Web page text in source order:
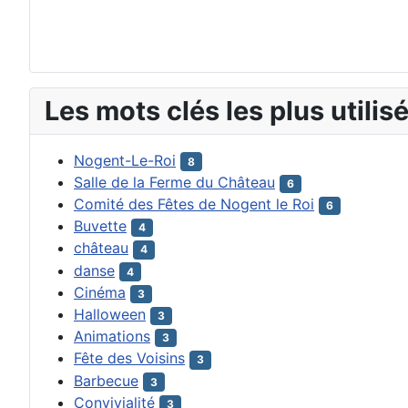
Les mots clés les plus
Nogent-Le-Roi 8
Salle de la Ferme du Château 6
Comité des Fêtes de Nogent le Roi 6
Buvette 4
château 4
danse 4
Cinéma 3
Halloween 3
Animations 3
Fête des Voisins 3
Barbecue 3
Convivialité 3